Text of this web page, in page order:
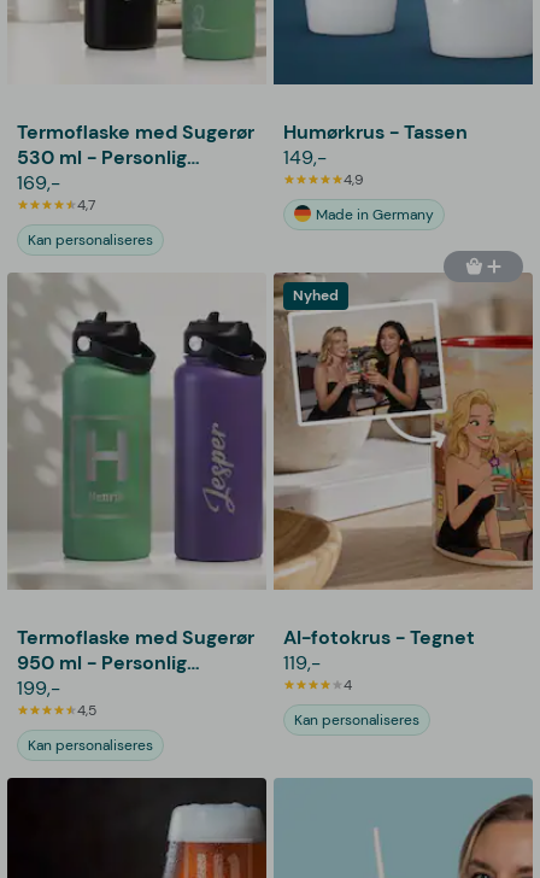
Termoflaske med Sugerør
530 ml - Personlig
Gravering
169,-
4,7
Kan personaliseres
Humørkrus - Tassen
149,-
4,9
Made in Germany
Termoflaske med Sugerør
950 ml - Personlig
Gravering
199,-
4,5
Kan personaliseres
Nyhed
AI-fotokrus - Tegnet
119,-
4
Kan personaliseres